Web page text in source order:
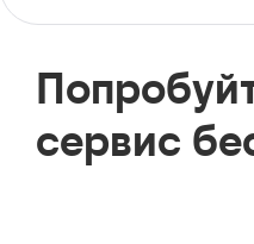
сервис